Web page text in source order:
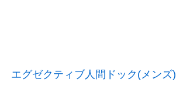
エグゼクティブ人間ドック(メンズ)